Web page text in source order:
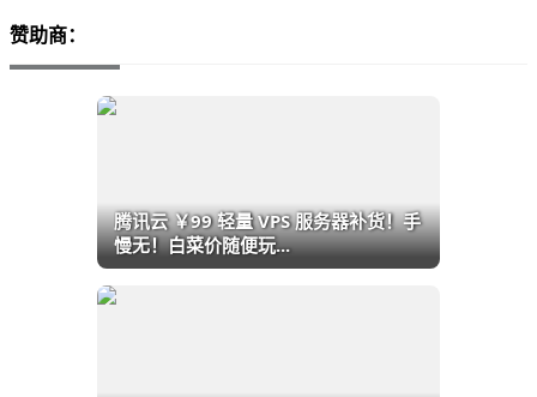
赞助商：
腾讯云 ￥99 轻量 VPS 服务器补货！手
慢无！白菜价随便玩...